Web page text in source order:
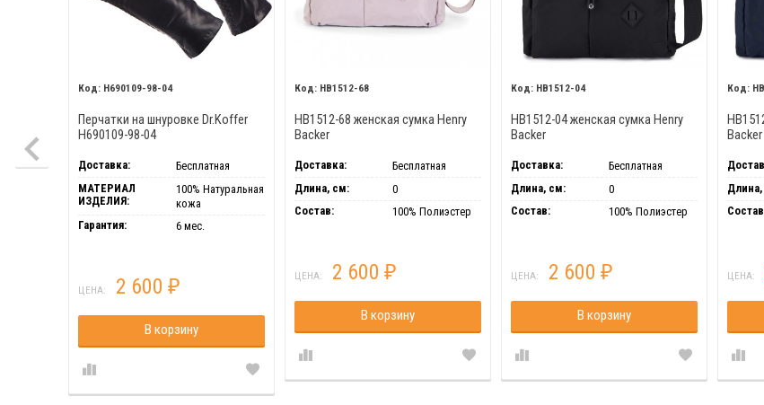
H690109-98-04
Перчатки на шнуровке Dr.Koffer
H690109-98-04
Доставка:
Бесплатная
МАТЕРИАЛ
ИЗДЕЛИЯ:
100% Натуральная
кожа
Гарантия:
6 мес.
ЦЕНА: 2 600 ₽
В корзину
HB1512-68
HB1512-68 женская сумка Henry
Backer
Доставка:
Бесплатная
Длина, см:
0
Состав:
100% Полиэстер
ЦЕНА: 2 600 ₽
В корзину
HB1512-04
HB1512-04 женская сумка Henry
Backer
Доставка:
Бесплатная
Длина, см:
0
Состав:
100% Полиэстер
ЦЕНА: 2 600 ₽
В корзину
Backer
ЦЕНА: